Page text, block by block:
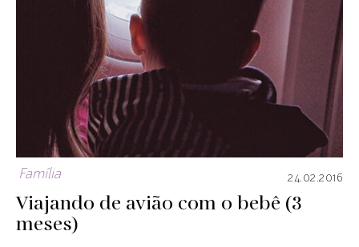
Família 24.02.2016
Viajando de avião com o bebê (3
meses)